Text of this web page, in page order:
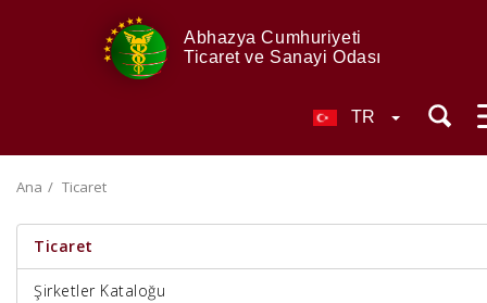
Abhazya Cumhuriyeti
Ticaret ve Sanayi Odası
TR
Ana Ticaret
Ticaret
Şirketler Kataloğu